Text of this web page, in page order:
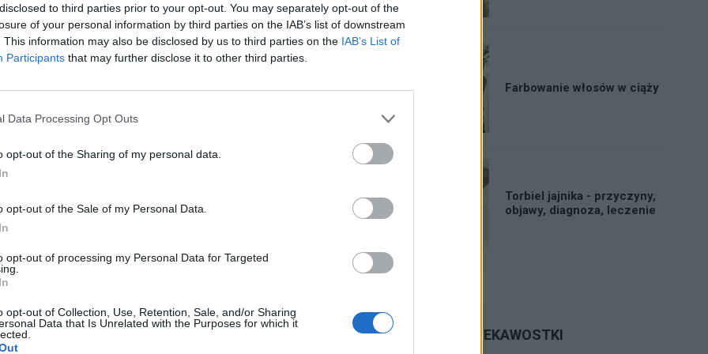
to third parties prior to your opt-out. You may separately opt-out of the
of your personal information by third parties on the IAB’s list of downstream
This information may also be disclosed by us to third parties on the IAB’s List of
Participants that may further disclose it to other third parties.
Data Processing Opt Outs
opt-out of the Sharing of my personal data.
opt-out of the Sale of my Personal Data.
opt-out of processing my Personal Data for Targeted
opt-out of Collection, Use, Retention, Sale, and/or Sharing
Data that Is Unrelated with the Purposes for which it
pieczeniem podczas oddawania moczu. Dziś
tak jak na zdjęciu. Czy może ktoś wie, co to może
, to robię kilka kulek w kształcie pięści przeważnie.
Co w takiej sytuacji może pomóc. ?
Farbowanie włosów w ciąży
Torbiel jajnika - przyczyny,
objawy, diagnoza, leczenie
CIEKAWOSTKI